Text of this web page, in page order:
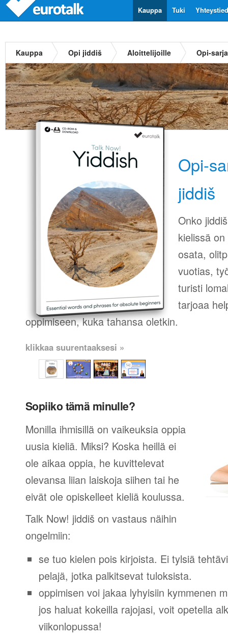
Tuki
Kauppa
Kauppa Opi jiddiš Aloittelijoille Opi-
Opi-
jiddiš
Onko
kielissä
osata,
vuotias,
turisti
tarjoaa
oppimiseen, kuka tahansa oletkin.
klikkaa suurentaaksesi »
Sopiiko tämä minulle?
Monilla ihmisillä on vaikeuksia oppia
uusia kieliä. Miksi? Koska heillä ei
ole aikaa oppia, he kuvittelevat
olevansa liian laiskoja siihen tai he
eivät ole opiskelleet kieliä koulussa.
Talk Now! jiddiš on vastaus näihin
ongelmiin:
se tuo kielen pois kirjoista. Ei tylsiä
pelajä, jotka palkitsevat tuloksista.
oppimisen voi jakaa lyhyisiin kymmenen
jos haluat kokeilla rajojasi, voit opetella
viikonlopussa!